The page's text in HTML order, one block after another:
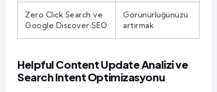
Zero Click Search ve
Google Discover SEO
Görünürlüğünüzü
artırmak
Helpful Content Update Analizi ve
Search Intent Optimizasyonu